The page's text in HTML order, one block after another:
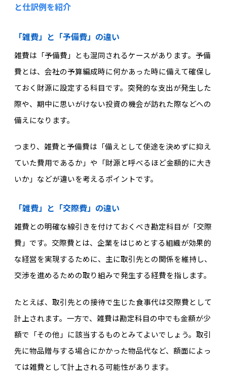
と仕訳例を紹介
「雑費」と「予備費」の違い
雑費は「予備費」とも混同されるケースがあります。予備
費とは、会社の予算編成時に何かあった時に備えて確保し
ておく財源に設定する科目です。突発的な支出が発生した
際や、期中に思いがけない投資の機会が訪れた際などへの
備えになります。
つまり、雑費と予備費は「備えとして使途を決めずに抑え
ていた費用であるか」や「財源と呼べるほど金額的に大き
いか」などが違いを考えるポイントです。
「雑費」と「交際費」の違い
雑費との明確な線引きを付けておくべき勘定科目が「交際
費」です。交際費とは、企業をはじめとする組織が効果的
な経営を実現するために、主に取引先との関係を維持し、
交渉を進めるための取り組みで発生する経費を指します。
たとえば、取引先との接待で生じた食事代は交際費として
計上されます。一方で、雑費は勘定科目の中でも金額が少
額で「その他」に該当するものとみてよいでしょう。取引
先に物品贈与する場合にかかった物品代など、額面によっ
ては雑費として計上される可能性があります。